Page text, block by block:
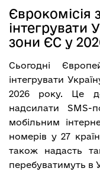
Єврокомісія
інтегрувати
зони ЄС у
Сьогодні
інтегрувати
2026 року. Це
надсилати SMS-
мобільним
номерів у 27
також надасть
перебуватимуть в